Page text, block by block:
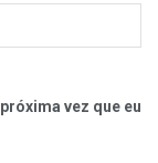
vez que eu